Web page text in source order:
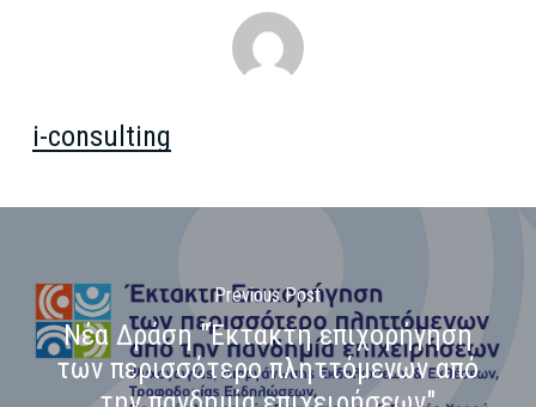
i-consulting
Previous Post
Νέα Δράση "Έκτακτη επιχορήγηση
των περισσότερο πληττόμενων από